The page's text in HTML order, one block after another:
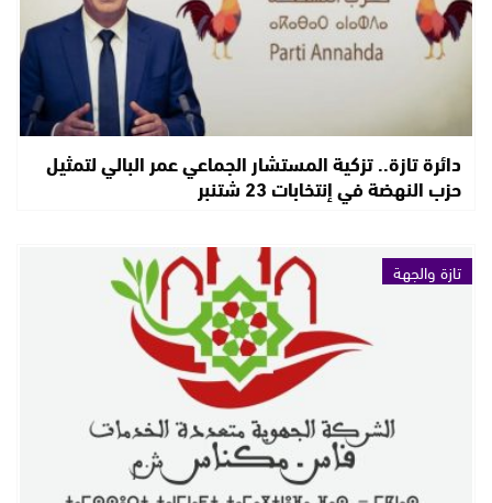
دائرة تازة.. تزكية المستشار الجماعي عمر البالي لتمثيل
حزب النهضة في إنتخابات 23 شتنبر
تازة والجهة